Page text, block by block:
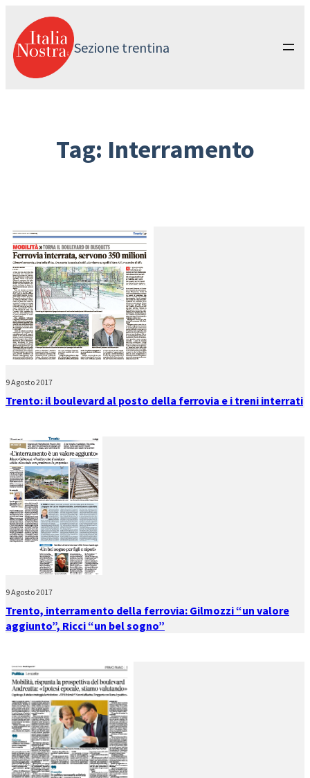
contenuto
Sezione trentina
Tag: Interramento
9 Agosto 2017
Trento: il boulevard al posto della ferrovia e i treni interrati
9 Agosto 2017
Trento, interramento della ferrovia: Gilmozzi “un valore
aggiunto”, Ricci “un bel sogno”